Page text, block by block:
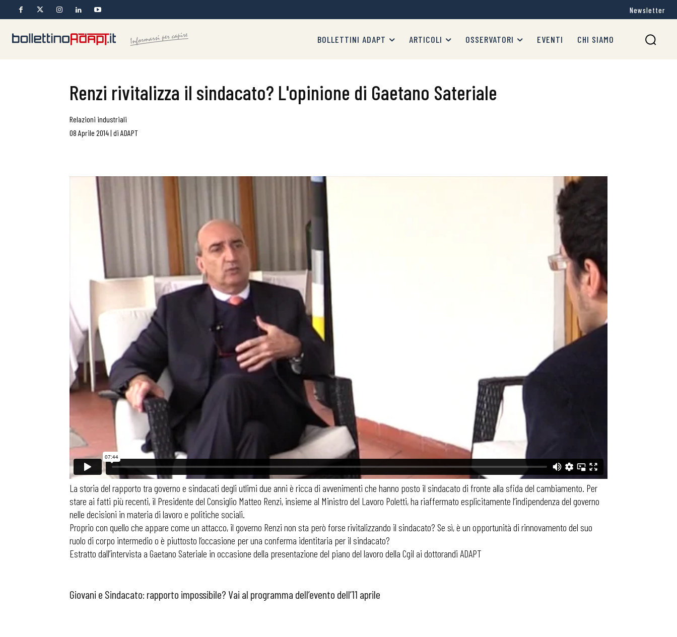
Newsletter
BOLLETTINI ADAPT ARTICOLI OSSERVATORI EVENTI CHI SIAMO
Renzi rivitalizza il sindacato? L'opinione di Gaetano Sateriale
Relazioni industriali
08 Aprile 2014| di ADAPT
La storia del rapporto tra governo e sindacati degli utlimi due anni è ricca di avvenimenti che hanno posto il sindacato di fronte alla sfida del cambiamento. Per
stare ai fatti più recenti, il Presidente del Consiglio Matteo Renzi, insieme al Ministro del Lavoro Poletti, ha riaffermato esplicitamente l’indipendenza del governo
nelle decisioni in materia di lavoro e politiche sociali.
Proprio con quello che appare come un attacco, il governo Renzi non sta però forse rivitalizzando il sindacato? Se sì, è un opportunità di rinnovamento del suo
ruolo di corpo intermedio o è piuttosto l’occasione per una conferma identitaria per il sindacato?
Estratto dall’intervista a Gaetano Sateriale in occasione della presentazione del piano del lavoro della Cgil ai dottorandi ADAPT
Giovani e Sindacato: rapporto impossibile? Vai al programma dell’evento dell’11 aprile